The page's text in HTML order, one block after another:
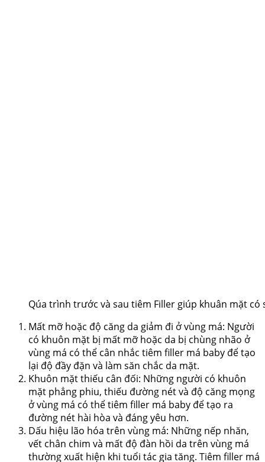
Qúa trình trước và sau tiêm Filler giúp khuân mặt
Mất mỡ hoặc độ căng da giảm đi ở vùng má: Người
có khuôn mặt bị mất mỡ hoặc da bị chùng nhão ở
vùng má có thể cân nhắc tiêm filler má baby để tạo
lại độ đầy đặn và làm săn chắc da mặt.
Khuôn mặt thiếu cân đối: Những người có khuôn
mặt phẳng phiu, thiếu đường nét và độ căng mọng
ở vùng má có thể tiêm filler má baby để tạo ra
đường nét hài hòa và đáng yêu hơn.
Dấu hiệu lão hóa trên vùng má: Những nếp nhăn,
vết chân chim và mất độ đàn hồi da trên vùng má
thường xuất hiện khi tuổi tác gia tăng. Tiêm filler má